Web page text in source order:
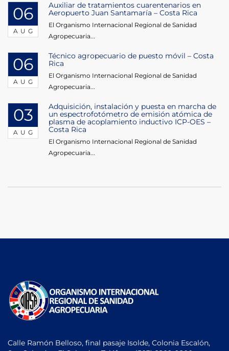
06
AUG
Auxiliar de tratamientos cuarentenarios en
Aeropuerto Juan Santamaría – Costa Rica
El Organismo Internacional Regional de Sanidad
Agropecuaria...
06
AUG
Técnico agropecuario de puesto móvil – Costa
Rica
El Organismo Internacional Regional de Sanidad
Agropecuaria...
03
AUG
Adquisición, instalación y puesta en marcha de
un espectrofotómetro de emisión atómica de
plasma de acoplamiento inductivo ICP-OES –
Costa Rica
El Organismo Internacional Regional de Sanidad
Agropecuaria...
Calle Ramón Belloso, final pasaje Isolde, Colonia Escalón,